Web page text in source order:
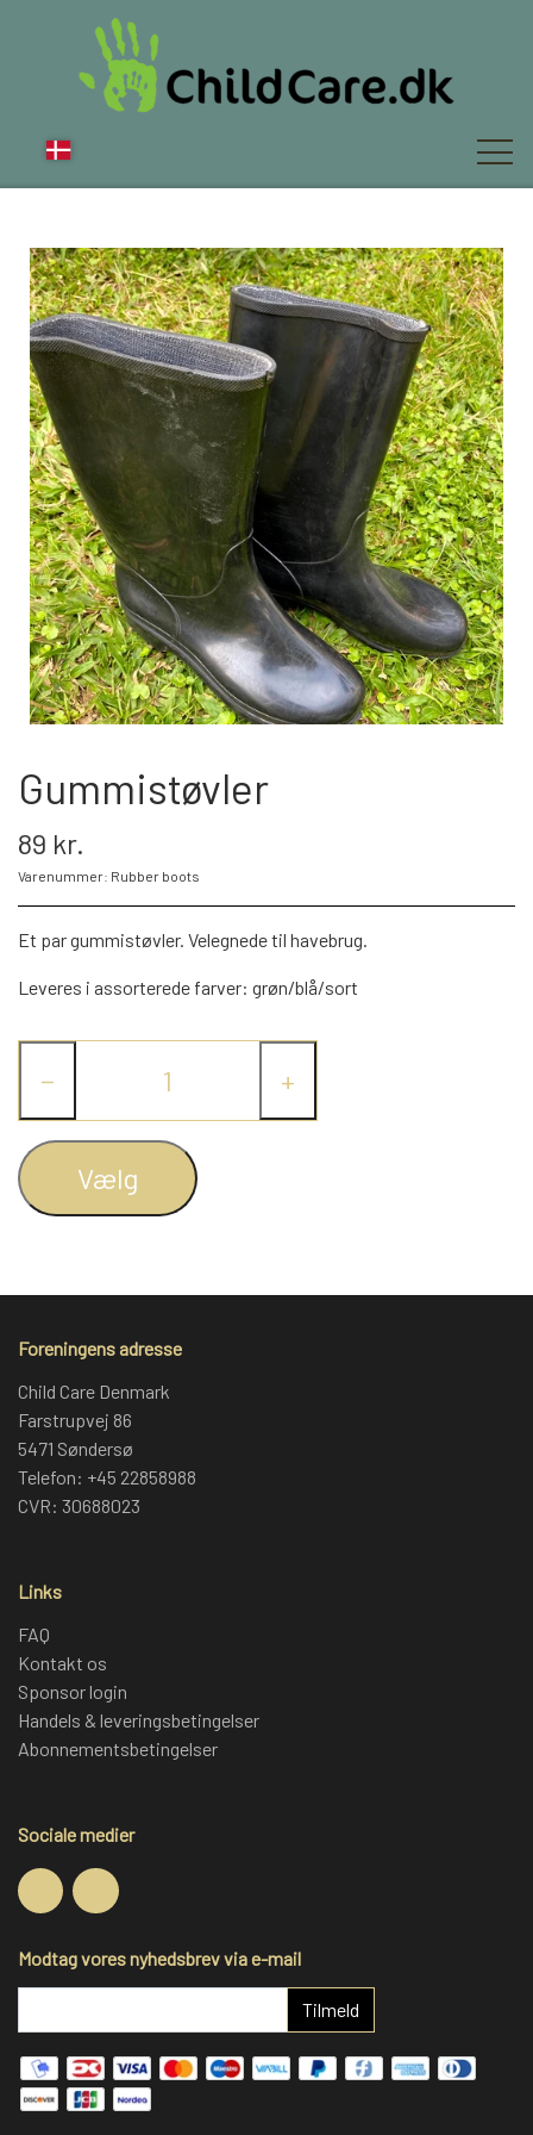
OM OS
NYT
FAQ
BLIV FADDER
WEBSHOP
SPONSOR-LOGIN
Gummistøvler
89 kr.
Varenummer: Rubber boots
Et par gummistøvler. Velegnede til havebrug.
Leveres i assorterede farver: grøn/blå/sort
− +
Vælg
Foreningens adresse
Child Care Denmark
Farstrupvej 86
5471 Søndersø
Telefon: +45 22858988
CVR: 30688023
Links
FAQ
Kontakt os
Sponsor login
Handels & leveringsbetingelser
Abonnementsbetingelser
Sociale medier
Modtag vores nyhedsbrev via e-mail
Tilmeld